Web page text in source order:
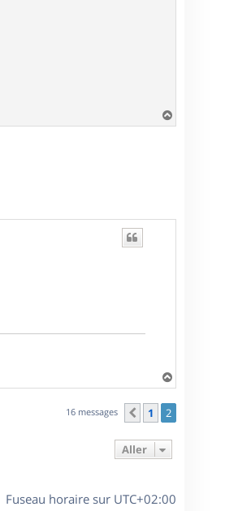
a
a
u
16 messages Précédent
1 2
Aller
Fuseau horaire sur UTC+02:00